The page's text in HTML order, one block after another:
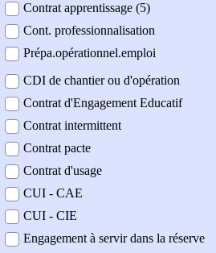
Contrat apprentissage (5)
Cont. professionnalisation
Prépa.opérationnel.emploi
CDI de chantier ou d'opération
Contrat d'Engagement Educatif
Contrat intermittent
Contrat pacte
Contrat d'usage
CUI - CAE
CUI - CIE
Engagement à servir dans la réserve